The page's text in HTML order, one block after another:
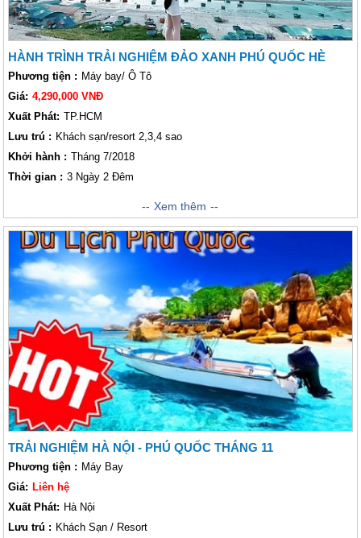
HÀNH TRÌNH TRẢI NGHIỆM ĐẢO XANH PHÚ QUỐC HÈ
Phương tiện : Máy bay/ Ô Tô
Giá: 4,290,000 VNĐ
Xuất Phát: TP.HCM
Lưu trú : Khách sạn/resort 2,3,4 sao
Khởi hành : Tháng 7/2018
Thời gian : 3 Ngày 2 Đêm
Vietsense Travel giới thiệu đến quý khách hành trình tham quan
Quốc 3 ngày 2 Đêm Tháng 7 Khởi hành từ Hồ Chí Minhvới mức giá
ưu đãi vô cùng hấp dẫn. Cùng với những hoạt động đặc sắc và phong
phú quý vị sẽ được tận hưởng trọn vẹn những giây phút thoải mái nhất
từ thiên nhiên và con người. Bên cạnh đó quý khách cũng được sống lại
những ngày tháng khốc liệt nhất của cha ông chúng ta tạiDi tích Lịch
sử Nhà Lao Cây Dừa.Hãy để Vietsense Travel đồng hành cùng bạn
trong chuyến đi này. Chắc chắn bạn sẽ có chuyến đi vui vẻ và đáng nhớ
đấy !
Xem thêm
TRẢI NGHIỆM HÀ NỘI - PHÚ QUỐC THÁNG 11
Phương tiện : Máy Bay
Giá: Liên hệ
Xuất Phát: Hà Nội
Lưu trú : Khách Sạn / Resort